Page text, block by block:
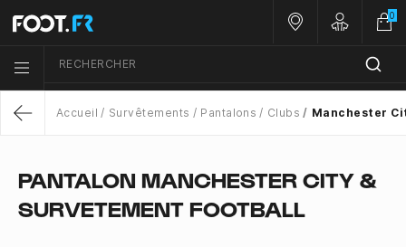
Menu list icon
RECHERCHER
Nos magasins
Customer
0
Accueil Survêtements Pantalons Clubs Manchester
PANTALON MANCHESTER CITY &
SURVETEMENT FOOTBALL